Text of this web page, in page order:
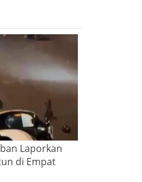
Laporkan
di Empat